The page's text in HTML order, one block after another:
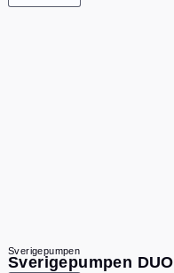
Sverigepumpen
Sverigepumpen DUO